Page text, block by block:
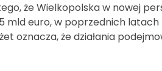
że Wielkopolska w nowej
mld euro, w poprzednich
oznacza, że działania